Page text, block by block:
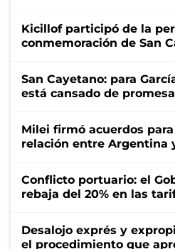
Kicillof participó de la
conmemoración de San
San Cayetano: para
está cansado de
Milei firmó acuerdos
relación entre Argentina
Conflicto portuario: el
rebaja del 20% en las
Desalojo exprés y
el procedimiento que